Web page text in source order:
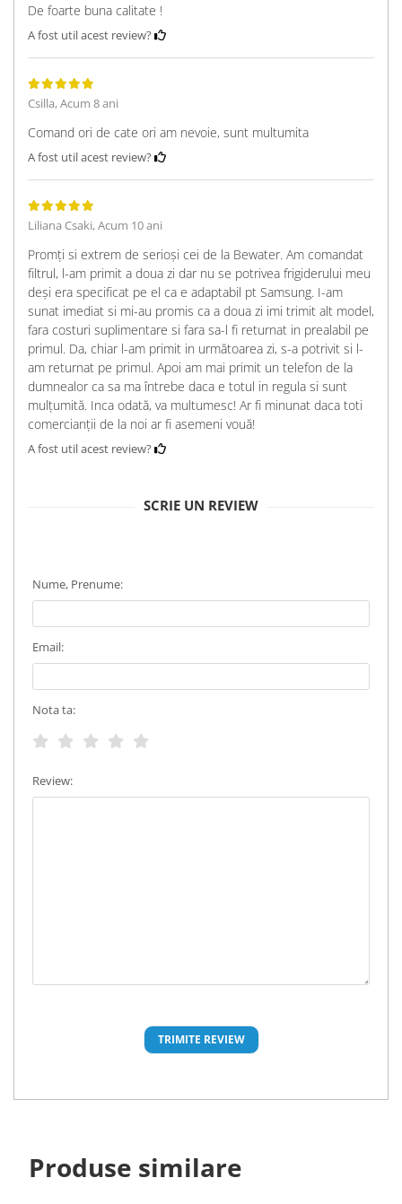
De foarte buna calitate !
A fost util acest review?
Csilla,Acum 8 ani
Comand ori de cate ori am nevoie, sunt multumita
A fost util acest review?
Liliana Csaki,Acum 10 ani
Promți si extrem de serioși cei de la Bewater. Am comandat
filtrul, l-am primit a doua zi dar nu se potrivea frigiderului meu
deși era specificat pe el ca e adaptabil pt Samsung. I-am
sunat imediat si mi-au promis ca a doua zi imi trimit alt model,
fara costuri suplimentare si fara sa-l fi returnat in prealabil pe
primul. Da, chiar l-am primit in următoarea zi, s-a potrivit si l-
am returnat pe primul. Apoi am mai primit un telefon de la
dumnealor ca sa ma întrebe daca e totul in regula si sunt
mulțumită. Inca odată, va multumesc! Ar fi minunat daca toti
comercianții de la noi ar fi asemeni vouă!
A fost util acest review?
SCRIE UN REVIEW
Nume, Prenume:
Email:
Nota ta:
Review:
Produse similare